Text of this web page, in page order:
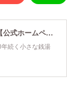
鏡石湯（かがみいしゆ）【公式ホームページ】
続く小さな銭湯